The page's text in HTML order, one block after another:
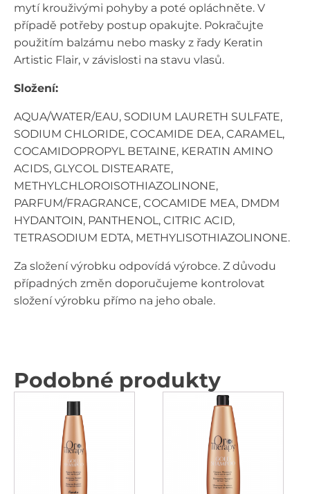
mytí krouživými pohyby a poté opláchněte. V
případě potřeby postup opakujte. Pokračujte
použitím balzámu nebo masky z řady Keratin
Artistic Flair, v závislosti na stavu vlasů.
Složení:
AQUA/WATER/EAU, SODIUM LAURETH SULFATE,
SODIUM CHLORIDE, COCAMIDE DEA, CARAMEL,
COCAMIDOPROPYL BETAINE, KERATIN AMINO
ACIDS, GLYCOL DISTEARATE,
METHYLCHLOROISOTHIAZOLINONE,
PARFUM/FRAGRANCE, COCAMIDE MEA, DMDM
HYDANTOIN, PANTHENOL, CITRIC ACID,
TETRASODIUM EDTA, METHYLISOTHIAZOLINONE.
Za složení výrobku odpovídá výrobce. Z důvodu
případných změn doporučujeme kontrolovat
složení výrobku přímo na jeho obale.
Podobné produkty